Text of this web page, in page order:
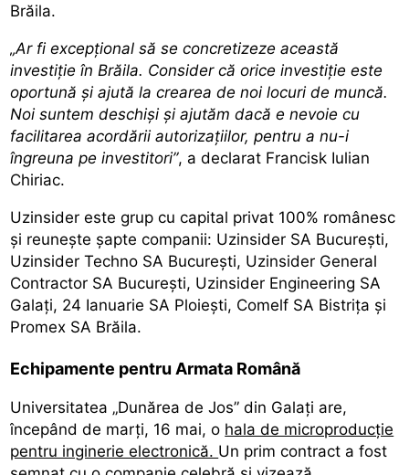
Brăila.
„Ar fi excepțional să se concretizeze această
investiție în Brăila. Consider că orice investiție este
oportună și ajută la crearea de noi locuri de muncă.
Noi suntem deschiși și ajutăm dacă e nevoie cu
facilitarea acordării autorizațiilor, pentru a nu-i
îngreuna pe investitori”, a declarat Francisk Iulian
Chiriac.
Uzinsider este grup cu capital privat 100% românesc
și reuneşte şapte companii: Uzinsider SA București,
Uzinsider Techno SA București, Uzinsider General
Contractor SA București, Uzinsider Engineering SA
Galaţi, 24 Ianuarie SA Ploieşti, Comelf SA Bistriţa şi
Promex SA Brăila.
Echipamente pentru Armata Română
Universitatea „Dunărea de Jos” din Galați are,
începând de marți, 16 mai, o hala de microproducție
pentru inginerie electronică. Un prim contract a fost